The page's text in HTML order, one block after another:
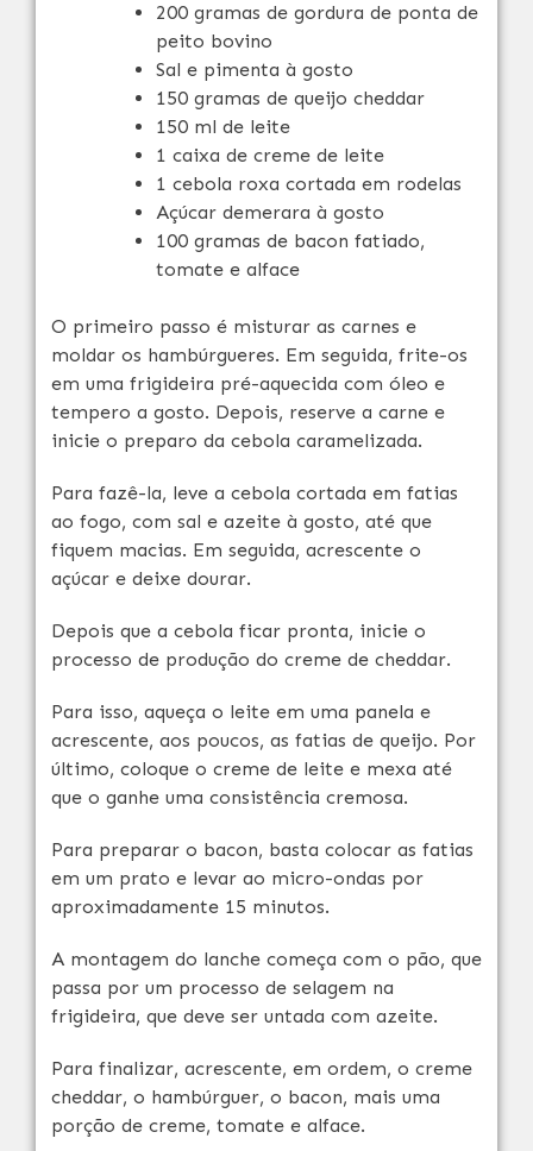
200 gramas de gordura de ponta de
peito bovino
Sal e pimenta à gosto
150 gramas de queijo cheddar
150 ml de leite
1 caixa de creme de leite
1 cebola roxa cortada em rodelas
Açúcar demerara à gosto
100 gramas de bacon fatiado,
tomate e alface
O primeiro passo é misturar as carnes e
moldar os hambúrgueres. Em seguida, frite-os
em uma frigideira pré-aquecida com óleo e
tempero a gosto. Depois, reserve a carne e
inicie o preparo da cebola caramelizada.
Para fazê-la, leve a cebola cortada em fatias
ao fogo, com sal e azeite à gosto, até que
fiquem macias. Em seguida, acrescente o
açúcar e deixe dourar.
Depois que a cebola ficar pronta, inicie o
processo de produção do creme de cheddar.
Para isso, aqueça o leite em uma panela e
acrescente, aos poucos, as fatias de queijo. Por
último, coloque o creme de leite e mexa até
que o ganhe uma consistência cremosa.
Para preparar o bacon, basta colocar as fatias
em um prato e levar ao micro-ondas por
aproximadamente 15 minutos.
A montagem do lanche começa com o pão, que
passa por um processo de selagem na
frigideira, que deve ser untada com azeite.
Para finalizar, acrescente, em ordem, o creme
cheddar, o hambúrguer, o bacon, mais uma
porção de creme, tomate e alface.